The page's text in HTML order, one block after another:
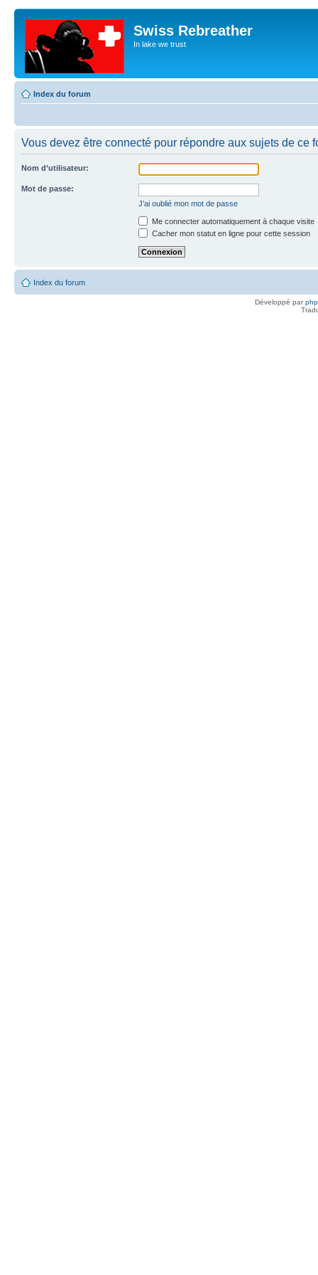
Swiss Rebreather
In lake we trust
Index du forum
Vous devez être connecté pour répondre aux sujets de ce
Nom d’utilisateur:
Mot de passe:
J’ai oublié mon mot de passe
Me connecter automatiquement à chaque visite
Cacher mon statut en ligne pour cette session
Index du forum
Développé par